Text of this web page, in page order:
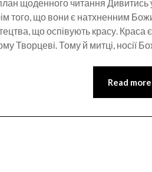
щоденного читання
того, що вони є натхненним
що оспівують красу. Краса
Творцеві. Тому й митці, носії
Read more